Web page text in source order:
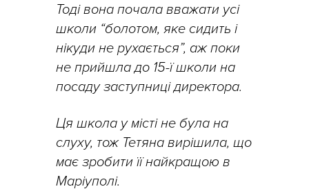
Тоді вона почала вважати усі
школи “болотом, яке сидить і
нікуди не рухається”, аж поки
не прийшла до 15-ї школи на
посаду заступниці директора.
Ця школа у місті не була на
слуху, тож Тетяна вирішила, що
має зробити її найкращою в
Маріуполі.